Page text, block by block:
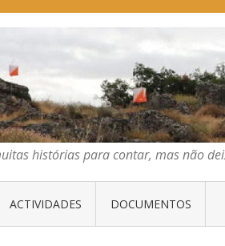
para contar, mas não deixamos mais que
histórias para contar, mas não
ACTIVIDADES DOCUMENTOS